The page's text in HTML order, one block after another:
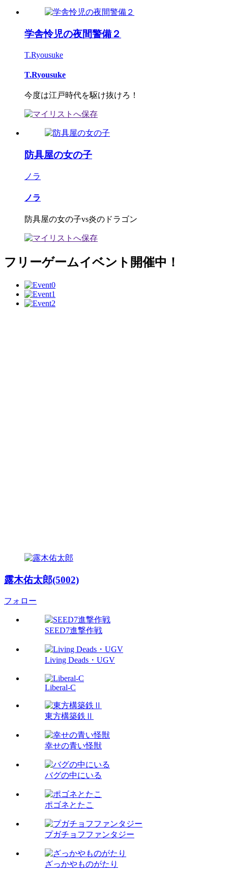
学舎怜児の夜間警備２
T.Ryousuke
T.Ryousuke
今度は江戸時代を駆け抜けろ！
防具屋の女の子
ノラ
ノラ
防具屋の女の子vs炎のドラゴン
フリーゲームイベント開催中！
露木佑太郎(5002)
フォロー
SEED7進撃作戦
Living Deads・UGV
Liberal-C
東方構築鉄Ⅱ
幸せの青い怪獣
バグの中にいる
ポゴネとたこ
プガチョフファンタジー
ざっかやものがたり